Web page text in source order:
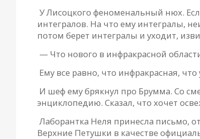
У Лисоцкого феноменальный нюх.
интегралов. На что ему интегралы,
потом берет интегралы и уходит,
— Что нового в инфракрасной
Ему все равно, что инфракрасная,
И шеф ему брякнул про Брумма. Со
энциклопедию. Сказал, что хочет
Лаборантка Неля принесла письмо,
Верхние Петушки в качестве